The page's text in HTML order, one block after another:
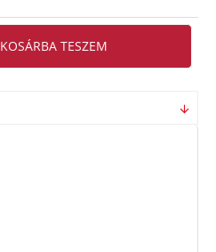
KOSÁRBA TESZEM